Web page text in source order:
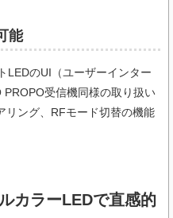
能
LEDのUI（ユーザーインター
受信機同様の取り扱い
リング、RFモード切替の機能
カラーLEDで直感的